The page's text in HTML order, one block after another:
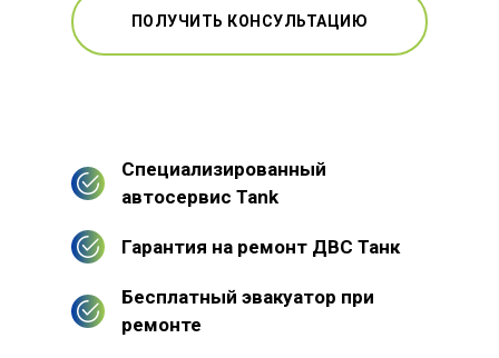
ПОЛУЧИТЬ КОНСУЛЬТАЦИЮ
Специализированный
автосервис Tank
Гарантия на ремонт ДВС Танк
Бесплатный эвакуатор при
ремонте